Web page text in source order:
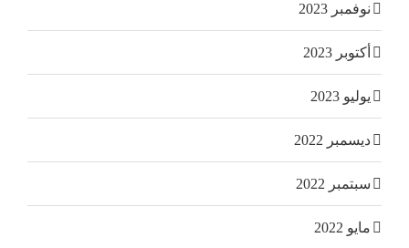
نوفمبر 2023
أكتوبر 2023
يوليو 2023
ديسمبر 2022
سبتمبر 2022
مايو 2022